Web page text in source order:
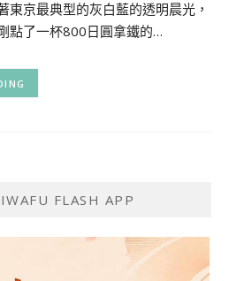
東京最典型的灰白藍的透明晨光，
點了一杯800日圓拿鐵的…
FLASH APP